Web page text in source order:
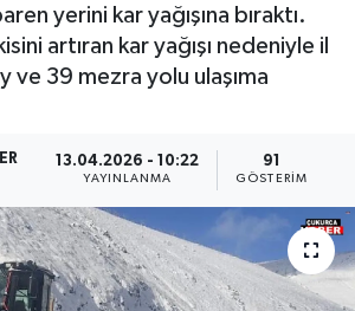
yerini kar yağışına bıraktı.
artıran kar yağışı nedeniyle il
ve 39 mezra yolu ulaşıma
13.04.2026 - 10:22
YAYINLANMA
91
GÖSTERIM